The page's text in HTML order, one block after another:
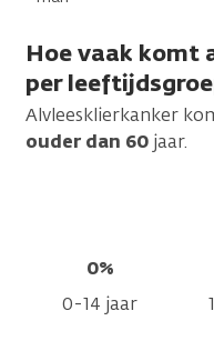
Hoe vaak komt
per
Alvleesklierkanker
ouder dan 60 jaar.
0%
0-14 jaar